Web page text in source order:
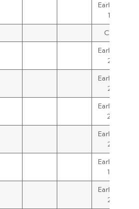
Early Close
17:00
Closed
Early Close
20:15
Early Close
21:30
Early Close
20:30
Early Close
21:30
Early Close
18:30
Early Close
21:30